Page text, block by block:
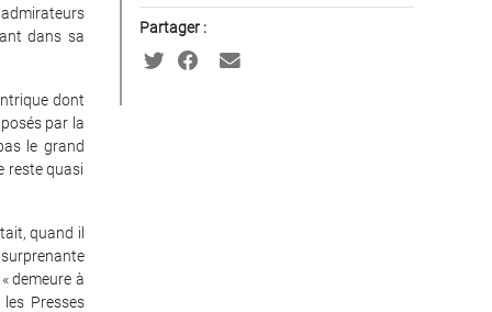
dans sa
dont
par la
le grand
reste quasi
quand il
demeure à
Presses
Partager :